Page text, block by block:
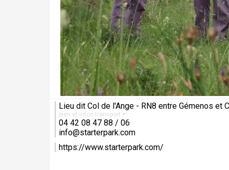
Lieu dit Col de l'Ange - RN8 entre Gémenos
plan et infos transport
04 42 08 47 88 / 06
info@starterpark.com
https://www.starterpark.com/